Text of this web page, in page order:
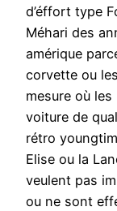
d’éffort type
Méhari des
amérique
corvette ou
mesure où les
voiture de
rétro
Elise ou la
veulent pas
ou ne sont